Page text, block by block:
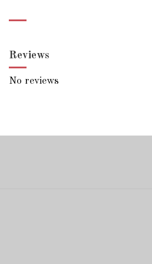
Reviews
No reviews